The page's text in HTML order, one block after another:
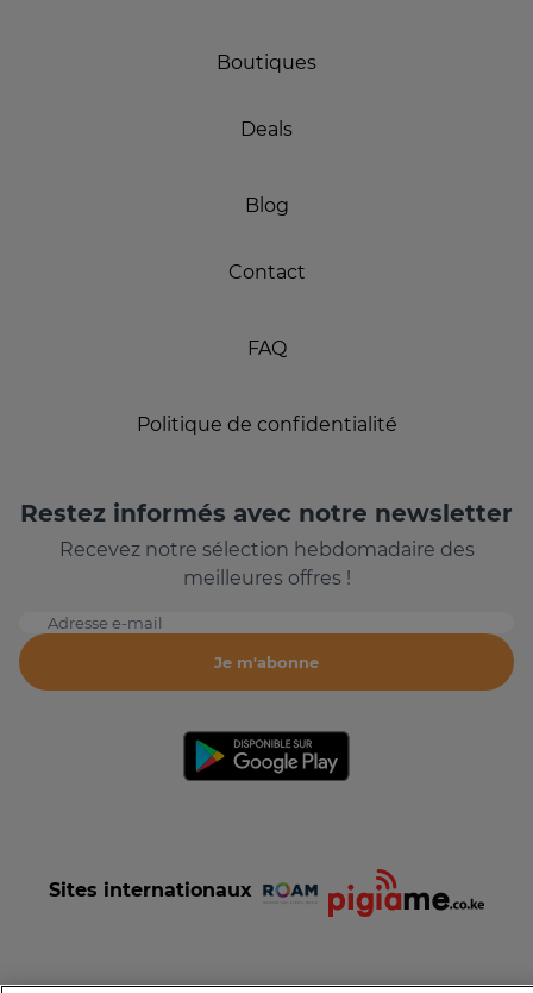
Boutiques
Deals
Blog
Contact
FAQ
Politique de confidentialité
Restez informés avec notre newsletter
Recevez notre sélection hebdomadaire des
meilleures offres !
Adresse e-mail
Je m'abonne
Sites internationaux